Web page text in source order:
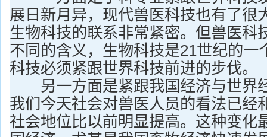
展日新月异，现代兽医科技也有了很
生物科技的联系非常紧密。但兽医科
不同的含义，生物科技是21世纪的一
科技必须紧跟世界科技前进的步伐。
另一方面是紧跟我国经济与世界
我们今天社会对兽医人员的看法已经
社会地位比以前明显提高。这种变化